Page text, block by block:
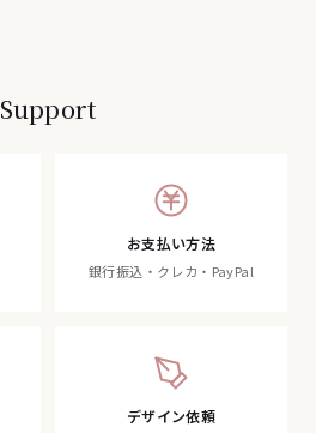
Support
お支払い方法
銀行振込・クレカ・PayPal
デザイン依頼